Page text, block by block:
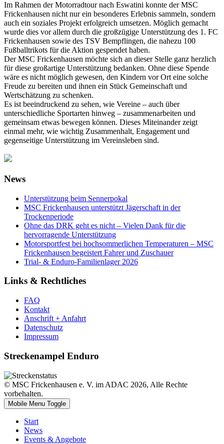
Im Rahmen der Motorradtour nach Eswatini konnte der MSC
Frickenhausen nicht nur ein besonderes Erlebnis sammeln, sondern
auch ein soziales Projekt erfolgreich umsetzen. Möglich gemacht
wurde dies vor allem durch die großzügige Unterstützung des 1. FC
Frickenhausen sowie des TSV Bempflingen, die nahezu 100
Fußballtrikots für die Aktion gespendet haben.
Der MSC Frickenhausen möchte sich an dieser Stelle ganz herzlich
für diese großartige Unterstützung bedanken. Ohne diese Spende
wäre es nicht möglich gewesen, den Kindern vor Ort eine solche
Freude zu bereiten und ihnen ein Stück Gemeinschaft und
Wertschätzung zu schenken.
Es ist beeindruckend zu sehen, wie Vereine – auch über
unterschiedliche Sportarten hinweg – zusammenarbeiten und
gemeinsam etwas bewegen können. Dieses Miteinander zeigt
einmal mehr, wie wichtig Zusammenhalt, Engagement und
gegenseitige Unterstützung im Vereinsleben sind.
News
Unterstützung beim Sennerpokal
MSC Frickenhausen unterstützt Jägerschaft in der
Trockenperiode
Ohne das DRK geht es nicht – Vielen Dank für die
hervorragende Unterstützung
Motorsportfest bei hochsommerlichen Temperaturen – MSC
Frickenhausen begeistert Fahrer und Zuschauer
Trial- & Enduro-Familienlager 2026
Links & Rechtliches
FAQ
Kontakt
Anschrift + Anfahrt
Datenschutz
Impressum
Streckenampel Enduro
© MSC Frickenhausen e. V. im ADAC 2026, Alle Rechte
vorbehalten.
Mobile Menu Toggle
Start
News
Events & Angebote